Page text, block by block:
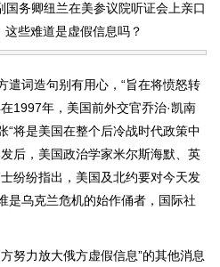
务卿纽兰在美参议院听证会上亲口
这些难道是虚假信息吗？
词造句别有用心，“旨在将愤怒转
1997年，美国前外交官乔治·凯南
“将是美国在整个后冷战时代政策中
后，美国政治学家米尔斯海默、英
纷纷指出，美国及北约要对今天发
是乌克兰危机的始作俑者，国际社
力放大俄方虚假信息”的其他消息